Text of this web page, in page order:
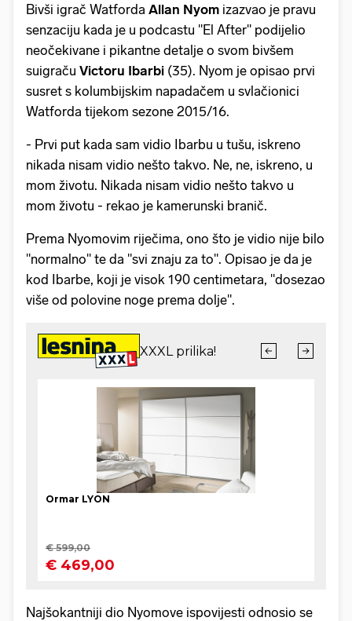
Bivši igrač Watforda Allan Nyom izazvao je pravu
senzaciju kada je u podcastu "El After" podijelio
neočekivane i pikantne detalje o svom bivšem
suigraču Victoru Ibarbi (35). Nyom je opisao prvi
susret s kolumbijskim napadačem u svlačionici
Watforda tijekom sezone 2015/16.
- Prvi put kada sam vidio Ibarbu u tušu, iskreno
nikada nisam vidio nešto takvo. Ne, ne, iskreno, u
mom životu. Nikada nisam vidio nešto takvo u
mom životu - rekao je kamerunski branič.
Prema Nyomovim riječima, ono što je vidio nije bilo
"normalno" te da "svi znaju za to". Opisao je da je
kod Ibarbe, koji je visok 190 centimetara, "dosezao
više od polovine noge prema dolje".
Najšokantniji dio Nyomove ispovijesti odnosio se